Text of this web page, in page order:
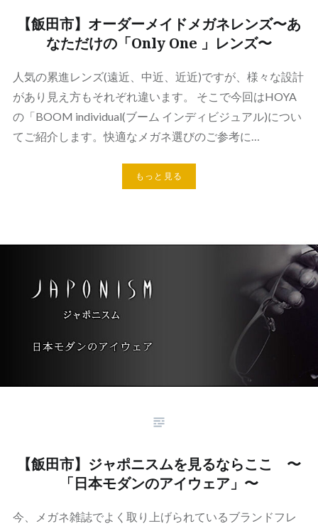
【飯田市】オーダーメイドメガネレンズ〜あ
なただけの「Only One 」レンズ〜
人気の累進レンズ(遠近、中近、近近)ですが、様々な設計
があり見え方もそれぞれ違います。 そこで今回はHOYA
の「BOOM individual(ブーム インディビジュアル)につい
てご紹介します。快適なメガネ選びのご参考に…
もっと見る
【飯田市】ジャポニスムを見るならここ 〜
「日本モダンのアイウェア」〜
今、メガネ雑誌でよく取り上げられているブランドフレ